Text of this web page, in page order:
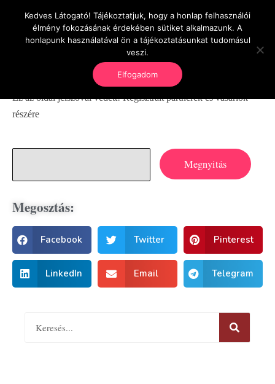
OnlineSeedsMan
Üzlet és szabadság
Ez az oldal jelszóval védett! Regisztrált partnerek és vásárlók
részére
Megosztás:
Facebook Twitter Pinterest
LinkedIn Email Telegram
Kedves Látogató! Tájékoztatjuk, hogy a honlap felhasználói
élmény fokozásának érdekében sütiket alkalmazunk. A
honlapunk használatával ön a tájékoztatásunkat tudomásul
veszi.
Elfogadom